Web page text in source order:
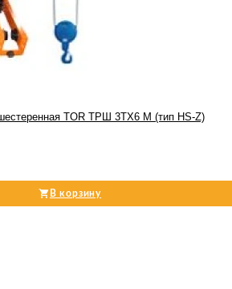
TOR ТРШ 3ТХ6 М (тип HS-Z)
В корзину